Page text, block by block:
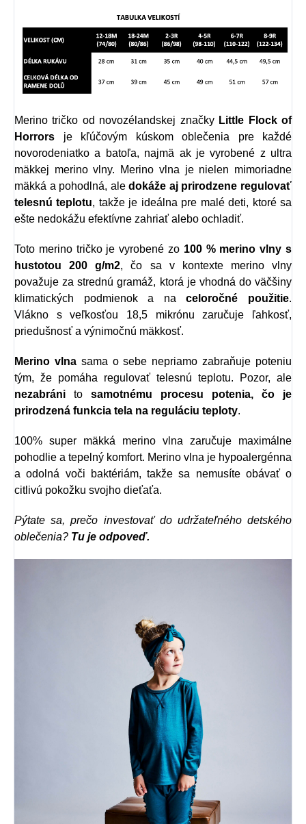
Merino tričko od novozélandskej značky Little Flock of
Horrors je kľúčovým kúskom oblečenia pre každé
novorodeniatko a batoľa, najmä ak je vyrobené z ultra
mäkkej merino vlny. Merino vlna je nielen mimoriadne
mäkká a pohodlná, aledokáže aj prirodzene regulovať
telesnú teplotu, takže je ideálna pre malé deti, ktoré sa
ešte nedokážu efektívne zahriať alebo ochladiť.
Toto merino tričko je vyrobené zo 100 % merino vlny s
hustotou 200 g/m2, čo sa v kontexte merino vlny
považuje za strednú gramáž, ktorá je vhodná do väčšiny
klimatických podmienok a naceloročné použitie.
Vlákno s veľkosťou 18,5 mikrónu zaručuje ľahkosť,
priedušnosť a výnimočnú mäkkosť.
Merino vlnasama o sebe nepriamo zabraňuje poteniu
tým, že pomáha regulovať telesnú teplotu. Pozor, ale
nezabráni to samotnému procesu potenia, čo je
prirodzená funkcia tela na reguláciu teploty.
100% super mäkká merino vlna zaručuje maximálne
pohodlie a tepelný komfort. Merino vlna je hypoalergénna
a odolná voči baktériám, takže sa nemusíte obávať o
citlivú pokožku svojho dieťaťa.
Pýtate sa, prečo investovať do udržateľného detského
oblečenia? Tu je odpoveď.